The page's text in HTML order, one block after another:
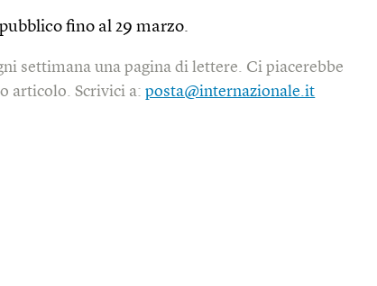
fino al 29 marzo.
settimana una pagina di lettere. Ci piacerebbe
articolo. Scrivici a:posta@internazionale.it